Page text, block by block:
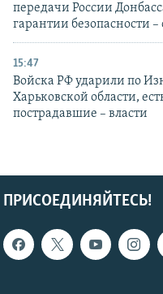
передачи России
гарантии безопасности –
15:47
Войска РФ ударили по
Харьковской области,
пострадавшие – власти
ПРИСОЕДИНЯЙТЕСЬ!